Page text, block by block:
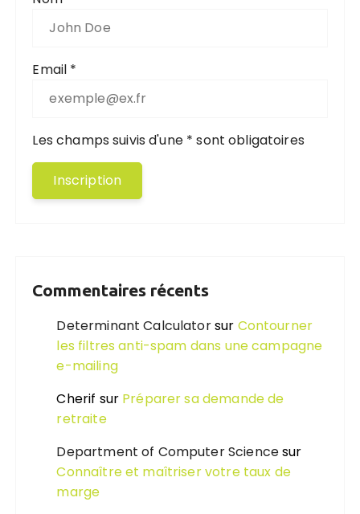
Email *
Les champs suivis d'une * sont obligatoires
Commentaires récents
Determinant Calculatorsur Contourner
les filtres anti-spam dans une campagne
e-mailing
Cherif sur Préparer sa demande de
retraite
Department of Computer Sciencesur
Connaître et maîtriser votre taux de
marge